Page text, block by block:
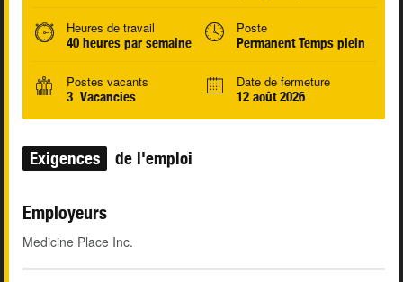
Heures de travail
40 heures par semaine
Poste
Permanent Temps plein
Postes vacants
3 Vacancies
Date de fermeture
12 août 2026
Exigences de l'emploi
Employeurs
Medicine Place Inc.